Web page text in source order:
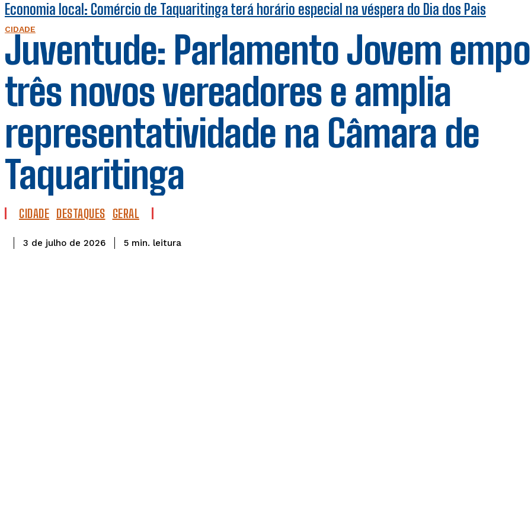
Economia local: Comércio de Taquaritinga terá horário especial na véspera do Dia dos Pais
CIDADE
Juventude: Parlamento Jovem
três novos vereadores e amplia
representatividade na Câmara de
Taquaritinga
CIDADE DESTAQUES GERAL
3 de julho de 2026 5 min. leitura